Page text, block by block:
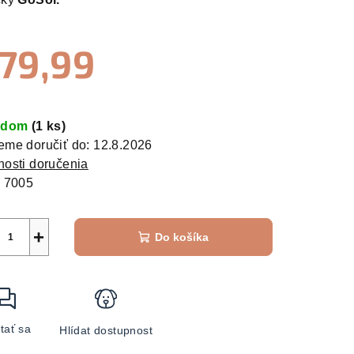
(1 ks)
doručiť do: 12.8.2026
doručenia
7005
+ Do košíka
sa Hlídat dostupnost